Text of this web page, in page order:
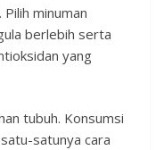
minuman
berlebih serta
yang
tubuh. Konsumsi
satunya cara